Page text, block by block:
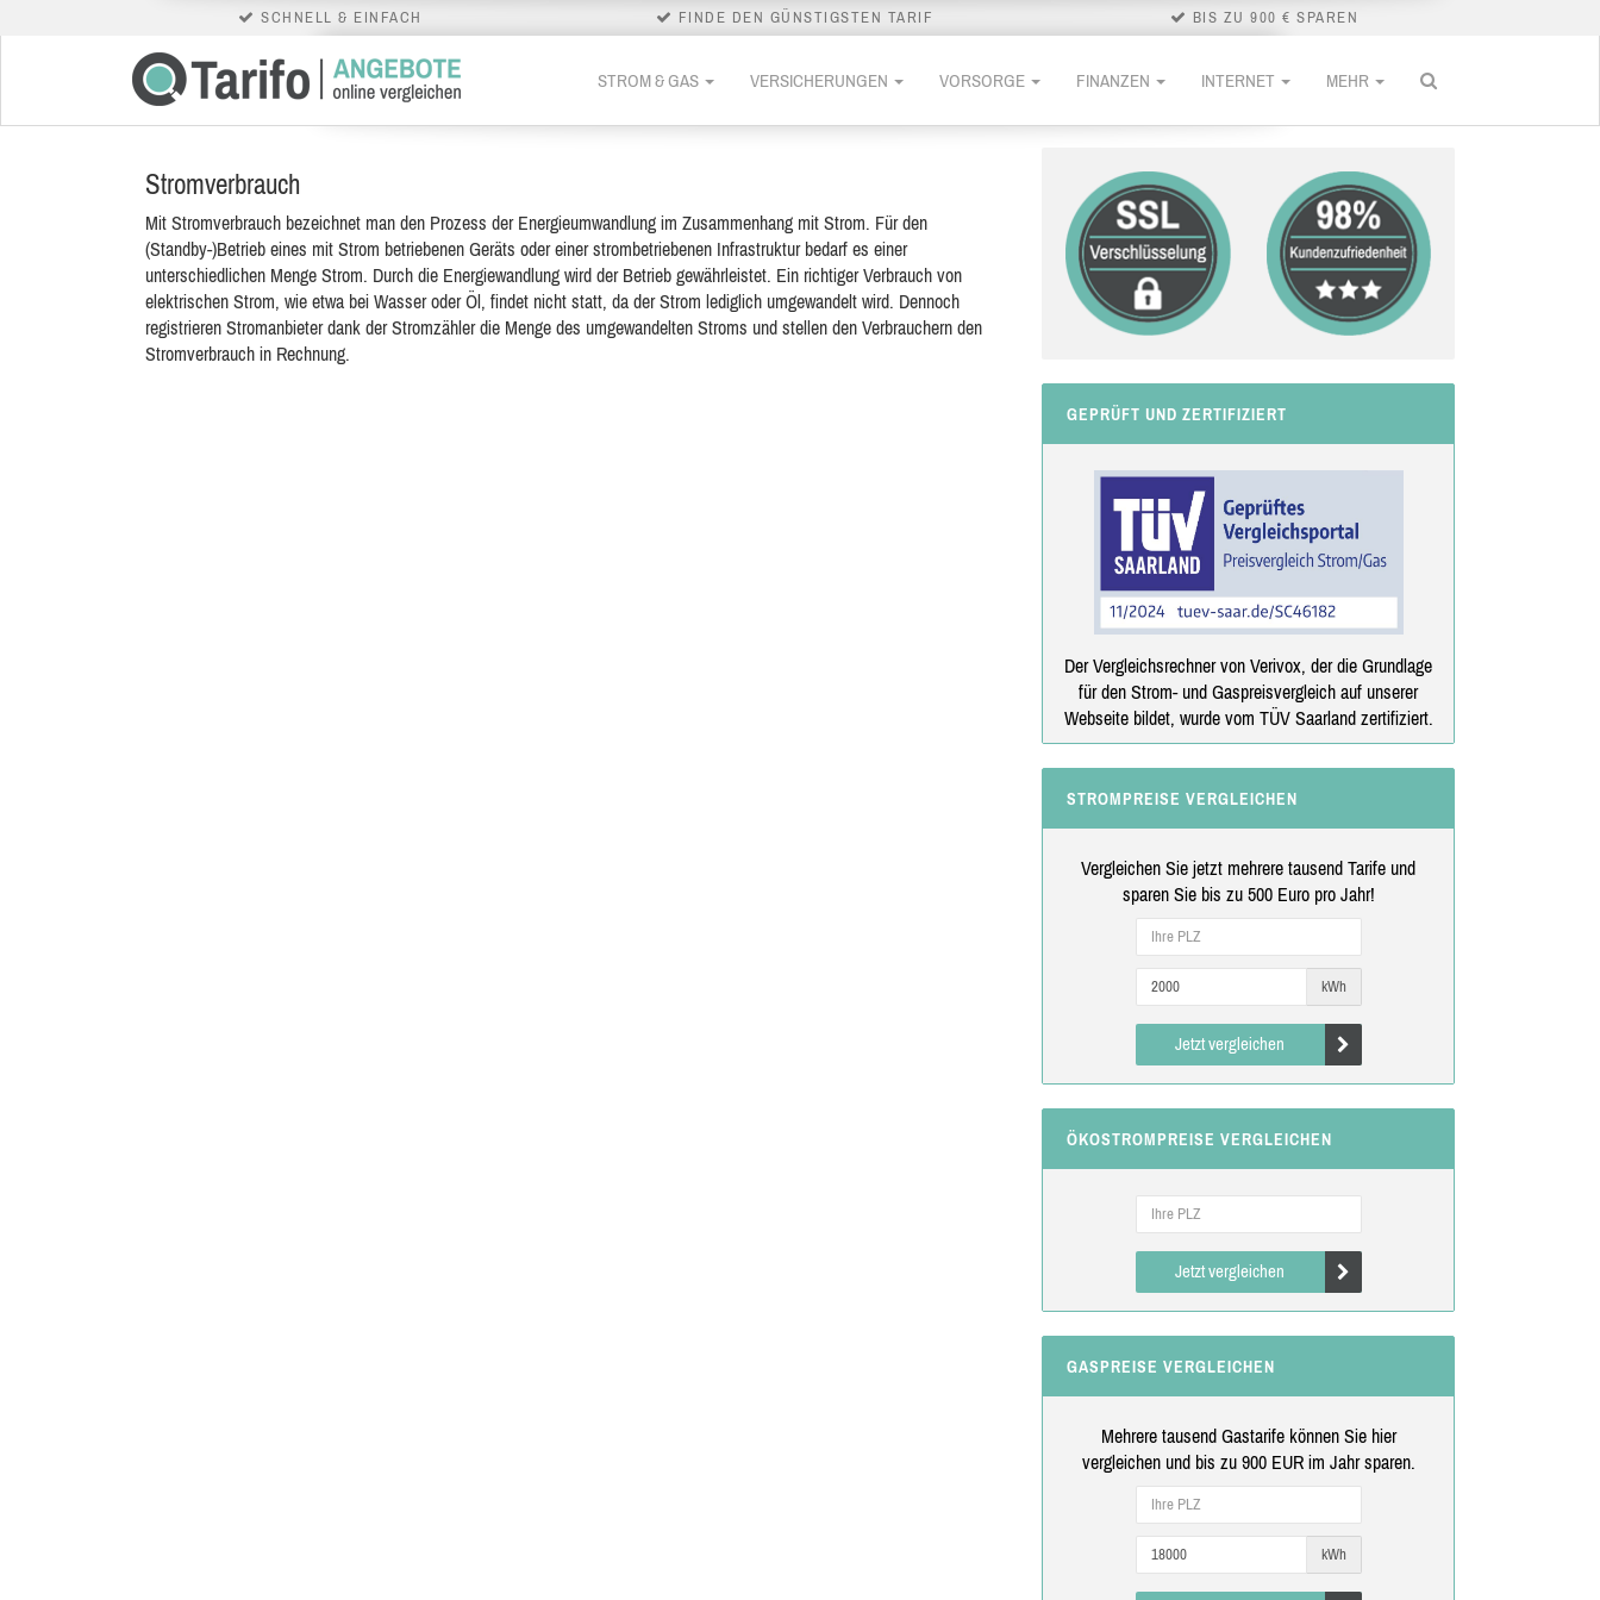
SCHNELL & EINFACH FINDE DEN GÜNSTIGSTEN TARIF BIS ZU 900 € SPAREN
STROM & GAS VERSICHERUNGEN VORSORGE FINANZEN INTERNET MEHR
Stromverbrauch
Mit Stromverbrauch bezeichnet man den Prozess der Energieumwandlung im Zusammenhang mit Strom. Für den
(Standby-)Betrieb eines mit Strom betriebenen Geräts oder einer strombetriebenen Infrastruktur bedarf es einer
unterschiedlichen Menge Strom. Durch die Energiewandlung wird der Betrieb gewährleistet. Ein richtiger Verbrauch von
elektrischen Strom, wie etwa bei Wasser oder Öl, findet nicht statt, da der Strom lediglich umgewandelt wird. Dennoch
registrieren Stromanbieter dank der Stromzähler die Menge des umgewandelten Stroms und stellen den Verbrauchern den
Stromverbrauch in Rechnung.
GEPRÜFT UND ZERTIFIZIERT
Der Vergleichsrechner von Verivox, der die Grundlage
für den Strom- und Gaspreisvergleich auf unserer
Webseite bildet, wurde vom TÜV Saarland zertifiziert.
STROMPREISE VERGLEICHEN
Vergleichen Sie jetzt mehrere tausend Tarife und
sparen Sie bis zu 500 Euro pro Jahr!
kWh
Jetzt vergleichen
ÖKOSTROMPREISE VERGLEICHEN
Jetzt vergleichen
GASPREISE VERGLEICHEN
Mehrere tausend Gastarife können Sie hier
vergleichen und bis zu 900 EUR im Jahr sparen.
kWh